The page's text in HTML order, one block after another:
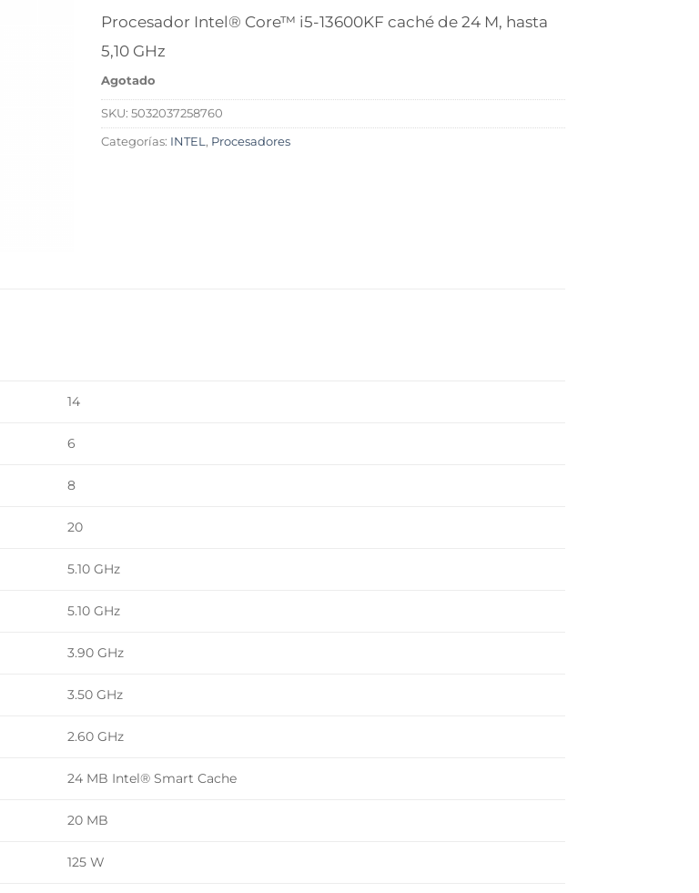
Procesador Intel® Core™ i5-13600KF caché de 24 M, hasta
5,10 GHz
Agotado
SKU: 5032037258760
Categorías: INTEL, Procesadores
14
6
8
20
5.10 GHz
5.10 GHz
3.90 GHz
3.50 GHz
2.60 GHz
24 MB Intel® Smart Cache
20 MB
125 W